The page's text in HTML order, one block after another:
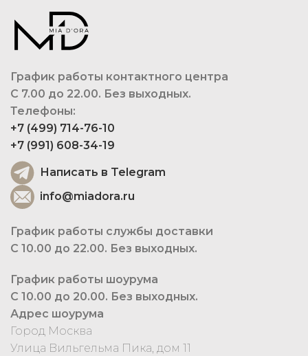
График работы контактного центра
С 7.00 до 22.00. Без выходных.
Телефоны:
+7 (499) 714-76-10
+7 (991) 608-34-19
Написать в Telegram
info@miadora.ru
График работы службы доставки
С 10.00 до 22.00. Без выходных.
График работы шоурума
С 10.00 до 20.00. Без выходных.
Адрес шоурума
Город Москва
Улица Вильгельма Пика, дом 11